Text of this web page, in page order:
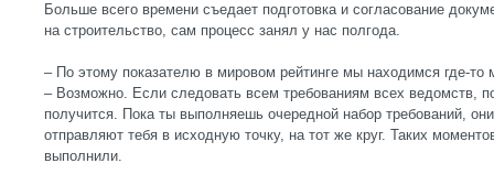
Больше всего времени съедает подготовка и согласование
на строительство, сам процесс занял у нас полгода.
– По этому показателю в мировом рейтинге мы находимся где-
– Возможно. Если следовать всем требованиям всех ведомств,
получится. Пока ты выполняешь очередной набор требований,
отправляют тебя в исходную точку, на тот же круг. Таких
выполнили.